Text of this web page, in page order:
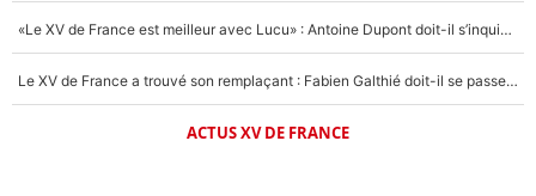
«Le XV de France est meilleur avec Lucu» : Antoine Dupont doit-il s’inquiéter pour sa place ?
Le XV de France a trouvé son remplaçant : Fabien Galthié doit-il se passer d'Antoine Dupont ?
ACTUS XV DE FRANCE